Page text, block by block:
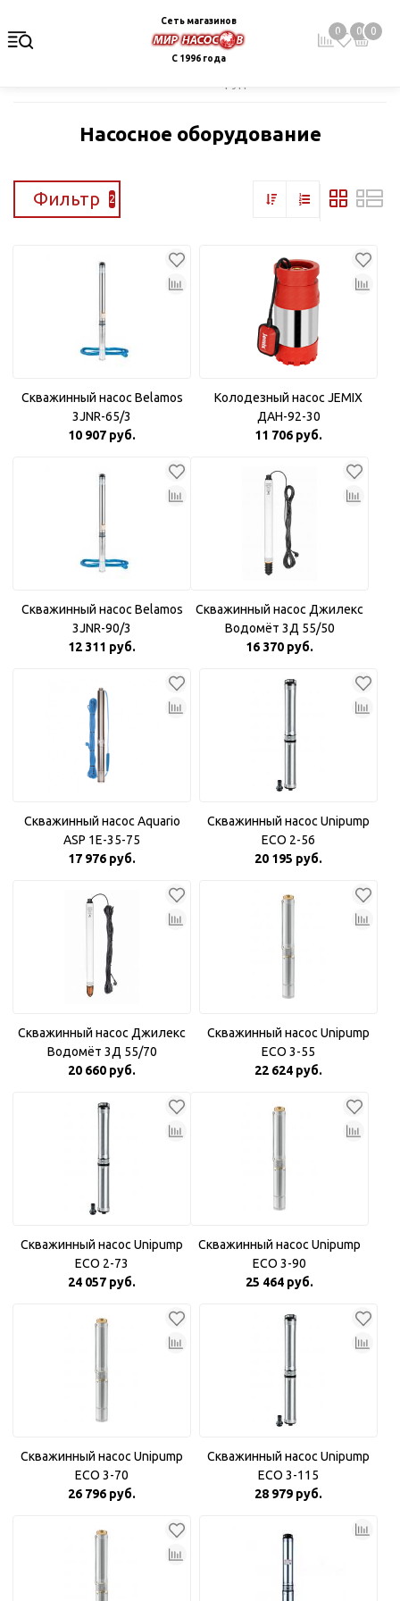
Сеть магазинов
С 1996 года
0 0 0
Насосное оборудование
Фильтр 2
Скважинный насос Belamos
3JNR-65/3
10 907 руб.
Колодезный насос JEMIX
ДАН-92-30
11 706 руб.
Скважинный насос Belamos
3JNR-90/3
12 311 руб.
Скважинный насос Джилекс
Водомёт 3Д 55/50
16 370 руб.
Скважинный насос Aquario
ASP 1E-35-75
17 976 руб.
Скважинный насос Unipump
ECO 2-56
20 195 руб.
Скважинный насос Джилекс
Водомёт 3Д 55/70
20 660 руб.
Скважинный насос Unipump
ECO 3-55
22 624 руб.
Скважинный насос Unipump
ECO 2-73
24 057 руб.
Скважинный насос Unipump
ECO 3-90
25 464 руб.
Скважинный насос Unipump
ECO 3-70
26 796 руб.
Скважинный насос Unipump
ECO 3-115
28 979 руб.